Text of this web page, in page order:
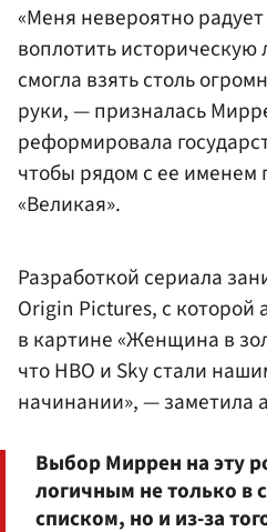
«Меня невероятно
воплотить историческую
смогла взять столь
руки, — призналась
реформировала
чтобы рядом с ее именем
«Великая».
Разработкой сериала
Origin Pictures, с которой
в картине «Женщина в
что HBO и Sky стали
начинании», — заметила
Выбор Миррен на эту
логичным не только в
списком, но и из-за